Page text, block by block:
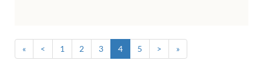
« < 1 2 3 4 5 > »